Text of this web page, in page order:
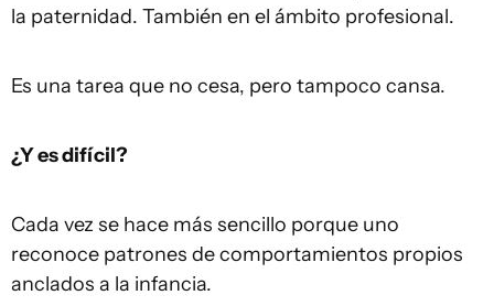
la paternidad. También en el ámbito profesional.
Es una tarea que no cesa, pero tampoco cansa.
¿Y es difícil?
Cada vez se hace más sencillo porque uno
reconoce patrones de comportamientos propios
anclados a la infancia.